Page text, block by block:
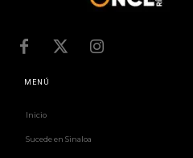
MENÚ
Inicio
Sucede en Sinaloa